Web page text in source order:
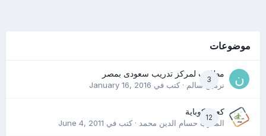
موضوعات
3
مطلوب لمركز تدريب سعودى بمصر
نرمين سالم· كتب في January 16, 2016
12
كعب كوباية
المدرب حسام الدين محمد· كتب في June 4, 2011